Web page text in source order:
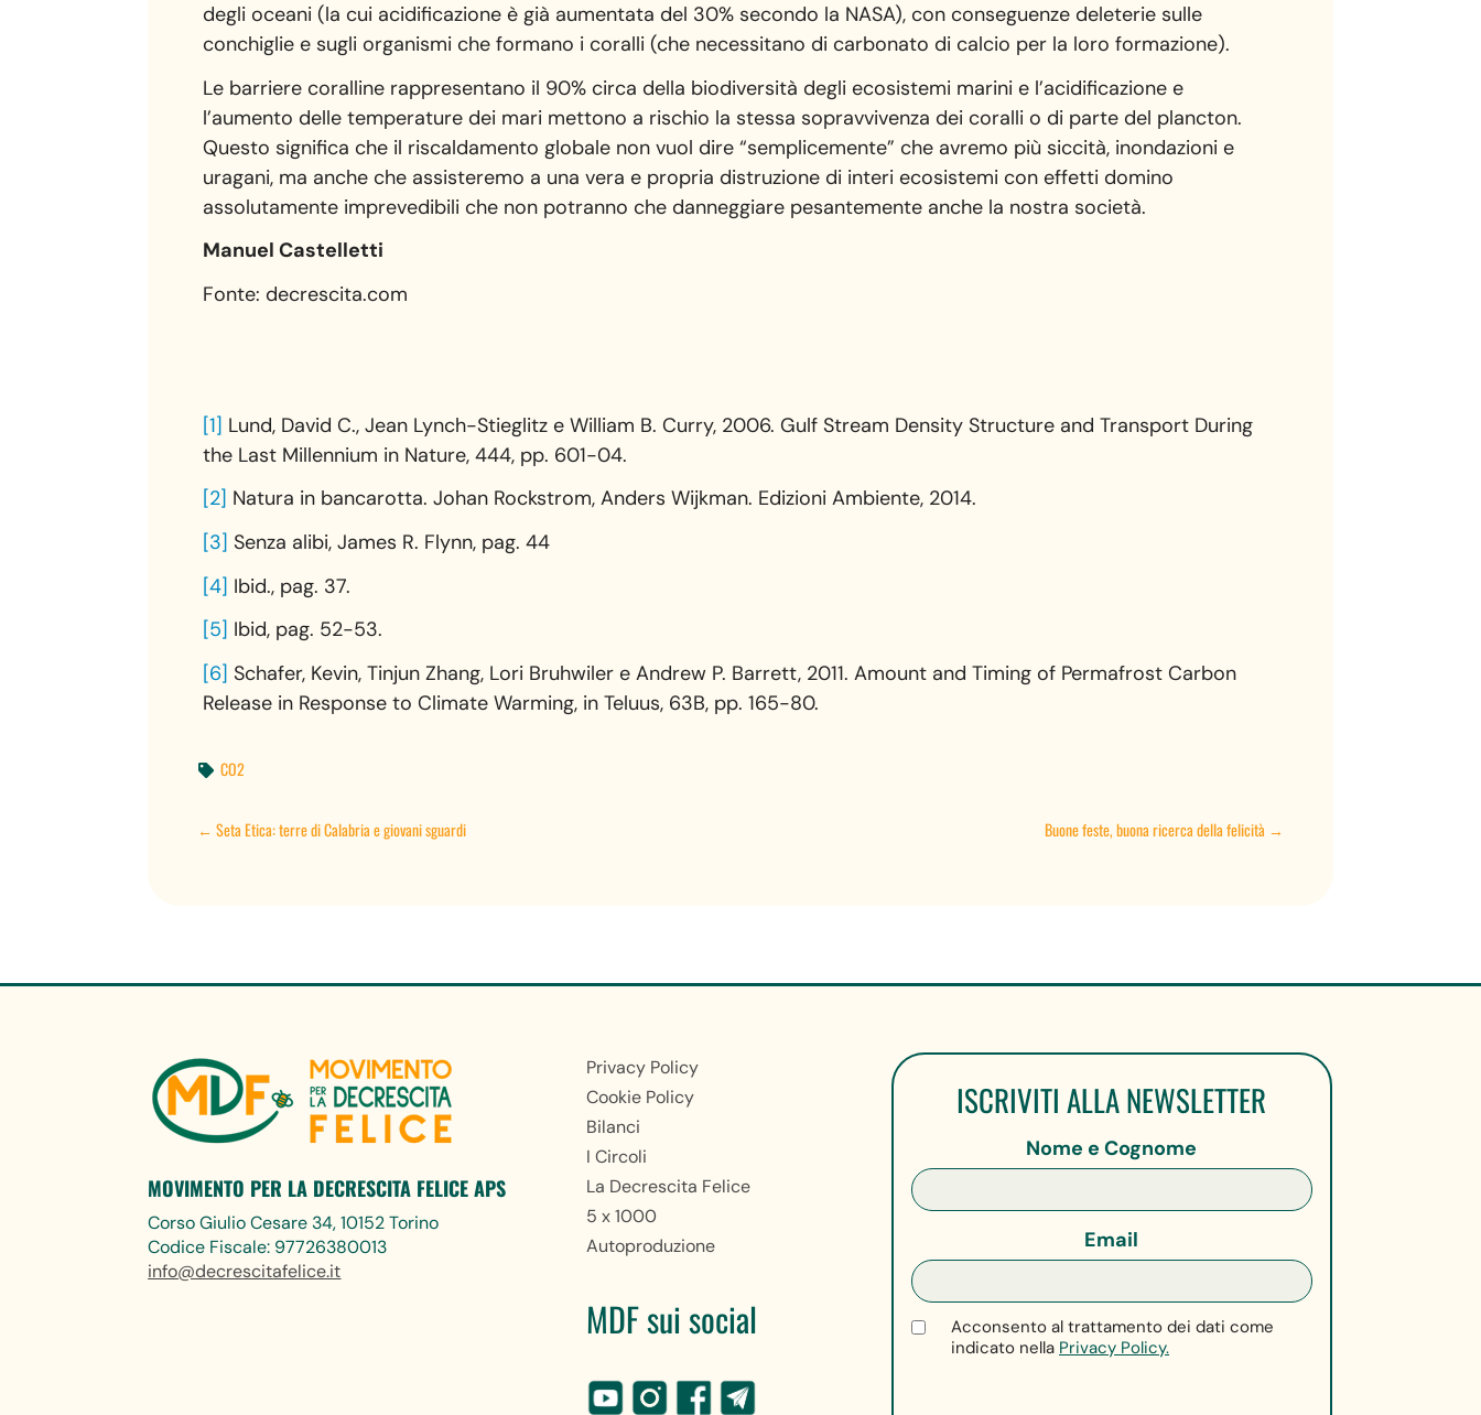
degli oceani (la cui acidificazione è già aumentata del 30% secondo la NASA), con conseguenze deleterie sulle
conchiglie e sugli organismi che formano i coralli (che necessitano di carbonato di calcio per la loro formazione).
Le barriere coralline rappresentano il 90% circa della biodiversità degli ecosistemi marini e l’acidificazione e
l’aumento delle temperature dei mari mettono a rischio la stessa sopravvivenza dei coralli o di parte del plancton.
Questo significa che il riscaldamento globale non vuol dire “semplicemente” che avremo più siccità, inondazioni e
uragani, ma anche che assisteremo a una vera e propria distruzione di interi ecosistemi con effetti domino
assolutamente imprevedibili che non potranno che danneggiare pesantemente anche la nostra società.
Manuel Castelletti
Fonte: decrescita.com
[1] Lund, David C., Jean Lynch-Stieglitz e William B. Curry, 2006. Gulf Stream Density Structure and Transport During
the Last Millennium in Nature, 444, pp. 601-04.
[2] Natura in bancarotta. Johan Rockstrom, Anders Wijkman. Edizioni Ambiente, 2014.
[3] Senza alibi, James R. Flynn, pag. 44
[4] Ibid., pag. 37.
[5] Ibid, pag. 52-53.
[6] Schafer, Kevin, Tinjun Zhang, Lori Bruhwiler e Andrew P. Barrett, 2011. Amount and Timing of Permafrost Carbon
Release in Response to Climate Warming, in Teluus, 63B, pp. 165-80.
 CO2
←Seta Etica: terre di Calabria e giovani sguardi Buone feste, buona ricerca della felicità →
MOVIMENTO PER LA DECRESCITA FELICE APS
Corso Giulio Cesare 34, 10152 Torino
Codice Fiscale: 97726380013
info@decrescitafelice.it
Privacy Policy
Cookie Policy
Bilanci
I Circoli
La Decrescita Felice
5 x 1000
Autoproduzione
MDF sui social
ISCRIVITI ALLA NEWSLETTER
Nome e Cognome
Email
Acconsento al trattamento dei dati come
indicato nella Privacy Policy.